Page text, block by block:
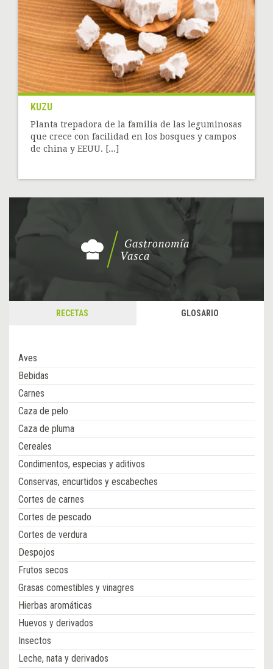
KUZU
Planta trepadora de la familia de las leguminosas
que crece con facilidad en los bosques y campos
de china y EEUU. [...]
RECETAS GLOSARIO
Aves
Bebidas
Carnes
Caza de pelo
Caza de pluma
Cereales
Condimentos, especias y aditivos
Conservas, encurtidos y escabeches
Cortes de carnes
Cortes de pescado
Cortes de verdura
Despojos
Frutos secos
Grasas comestibles y vinagres
Hierbas aromáticas
Huevos y derivados
Insectos
Leche, nata y derivados